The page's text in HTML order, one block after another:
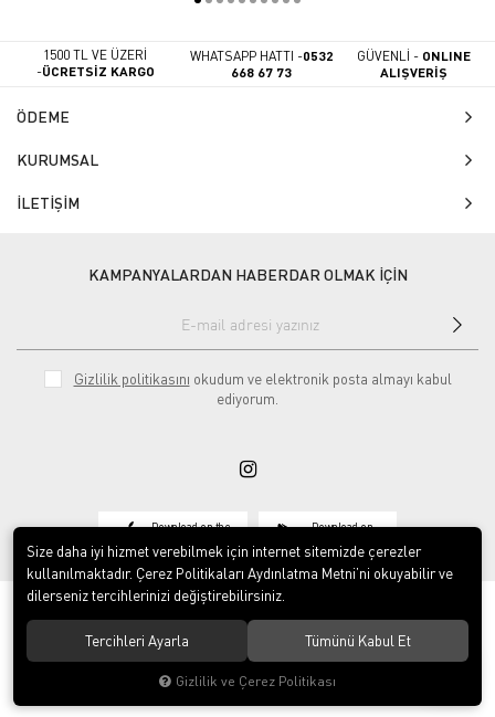
1500 TL VE ÜZERİ
-ÜCRETSİZ KARGO
WHATSAPP HATTI -0532
668 67 73
GÜVENLİ - ONLINE
ALIŞVERİŞ
ÖDEME
KURUMSAL
İLETİŞİM
KAMPANYALARDAN HABERDAR OLMAK İÇİN
Gizlilik politikasını okudum ve elektronik posta almayı kabul
ediyorum.
Download on the Download on
© 2020Vosse Tekstil San ve Tic Ltd Şti . Tüm hakları saklıdır.
Size daha iyi hizmet verebilmek için internet sitemizde çerezler
kullanılmaktadır. Çerez Politikaları Aydınlatma Metni’ni okuyabilir ve
dilerseniz tercihlerinizi değiştirebilirsiniz.
Tercihleri Ayarla Tümünü Kabul Et
Gizlilik ve Çerez Politikası